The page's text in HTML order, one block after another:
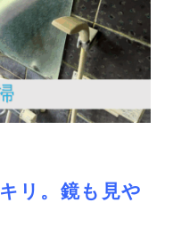
リ。鏡も見や